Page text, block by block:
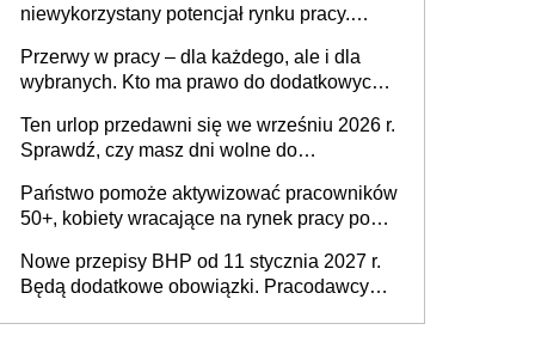
niewykorzystany potencjał rynku pracy.
dofinansowań czy refundacji, ale bariery po
stronie systemu i świadomości
pracodawców [WYWIAD]
Przerwy w pracy – dla każdego, ale i dla
wybranych. Kto ma prawo do dodatkowych
Ten urlop przedawni się we wrześniu 2026 r.
Sprawdź, czy masz dni wolne do
Państwo pomoże aktywizować pracowników
50+, kobiety wracające na rynek pracy po
osoby neuroatypowe. Powstanie Fundusz
na rzecz Inkluzywności w Zatrudnianiu?
Nowe przepisy BHP od 11 stycznia 2027 r.
Będą dodatkowe obowiązki. Pracodawcy